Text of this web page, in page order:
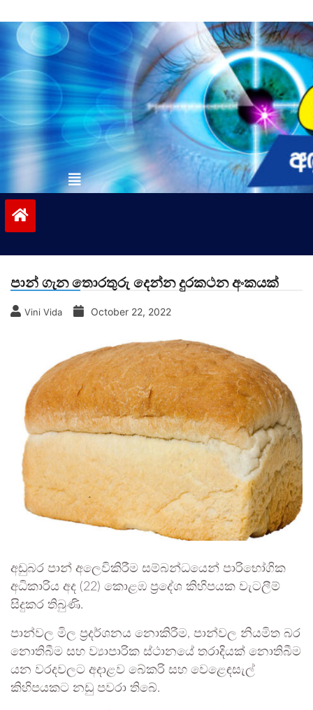
to
contentvinivida.lk
පාන් ගැන තොරතුරු දෙන්න දුරකථන අංකයක්
Vini Vida October 22, 2022
අඩුබර පාන් අලෙවිකිරීම සම්බන්ධයෙන් පාරිභෝගික
අධිකාරිය අද (22) කොළඹ ප්‍රදේශ කිහිපයක වැටලීම්
සිදුකර තිබුණි.
පාන්වල මිල ප්‍රදර්ශනය නොකිරීම, පාන්වල නියමිත බර
නොතිබීම සහ ව්‍යාපාරික ස්ථානයේ තරාදියක් නොතිබීම
යන වරදවලට අදාළව බේකරි සහ වෙළෙඳසැල්
කිහිපයකට නඩු පවරා තිබේ.